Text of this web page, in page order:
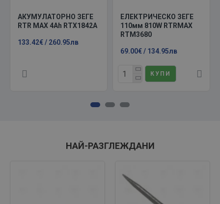
АКУМУЛАТОРНО ЗЕГЕ
RTR MAX 4Ah RTX1842A
133.42€ / 260.95лв
ЕЛЕКТРИЧЕСКО ЗЕГЕ
110мм 810W RTRMAX
RTM3680
69.00€ / 134.95лв
КУПИ
НАЙ-РАЗГЛЕЖДАНИ